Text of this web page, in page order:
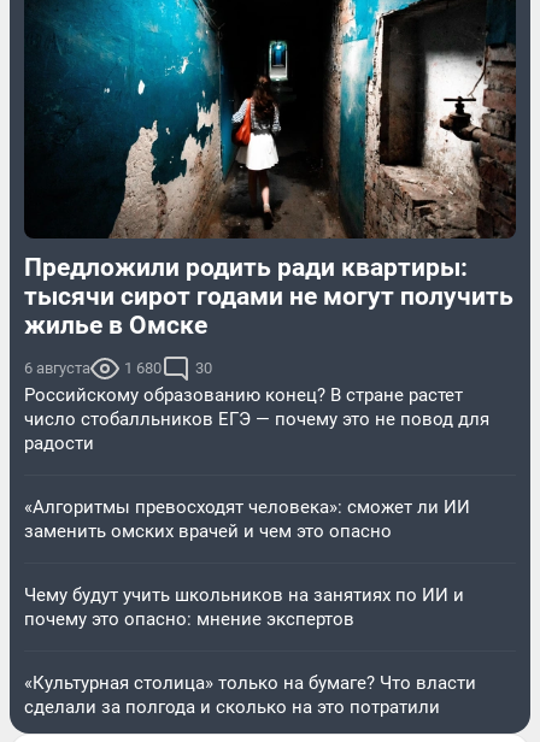
Предложили родить ради квартиры:
тысячи сирот годами не могут получить
жилье в Омске
6 августа 1 680 30
Российскому образованию конец? В стране растет
число стобалльников ЕГЭ — почему это не повод для
радости
«Алгоритмы превосходят человека»: сможет ли ИИ
заменить омских врачей и чем это опасно
Чему будут учить школьников на занятиях по ИИ и
почему это опасно: мнение экспертов
«Культурная столица» только на бумаге? Что власти
сделали за полгода и сколько на это потратили